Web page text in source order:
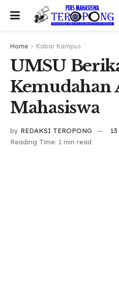
Home Kabar Kampus
UMSU
Kemudahan
Mahasiswa
by REDAKSI TEROPONG
Reading Time: 1 min read